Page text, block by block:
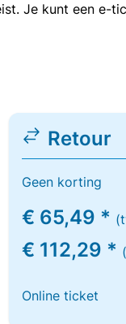
Je kunt een
Retour
Geen korting
€ 65,49 *
€ 112,29 *
Online ticket